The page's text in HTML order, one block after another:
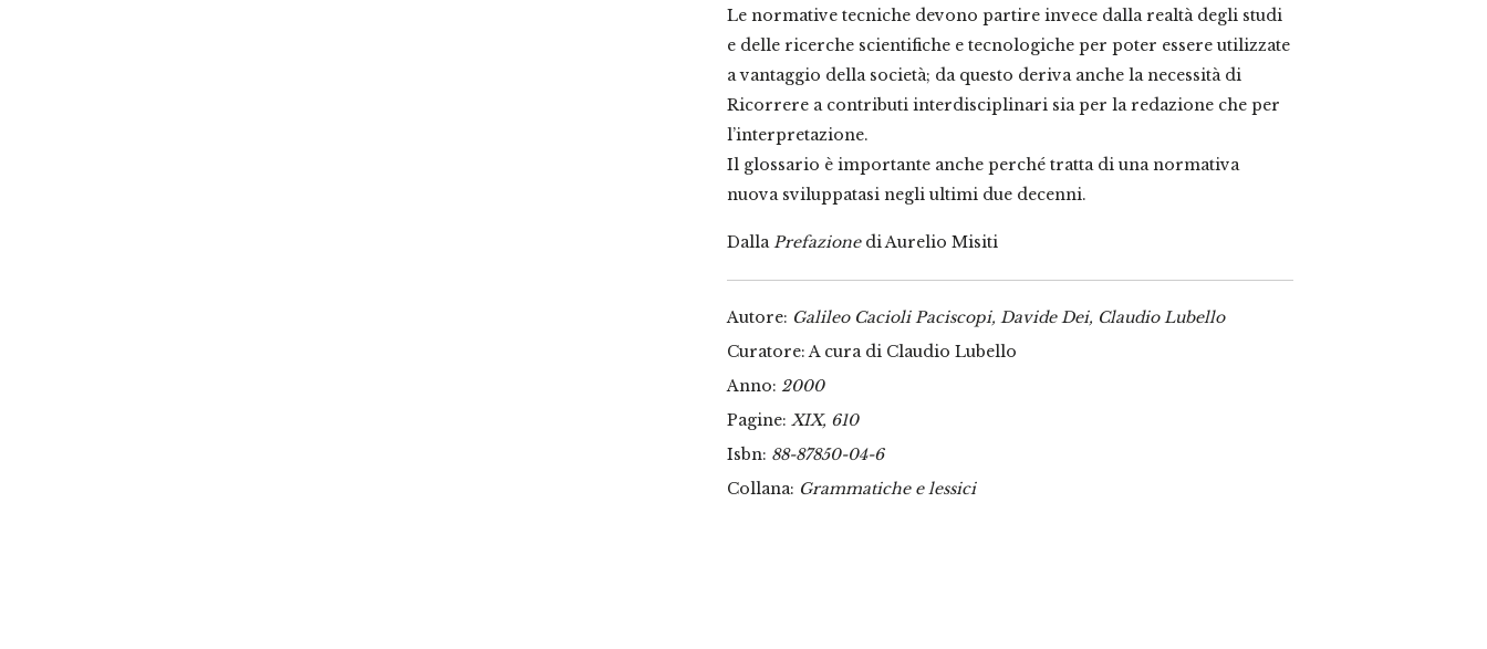
Le normative tecniche devono partire invece dalla realtà degli studi
e delle ricerche scientifiche e tecnologiche per poter essere utilizzate
a vantaggio della società; da questo deriva anche la necessità di
Ricorrere a contributi interdisciplinari sia per la redazione che per
l’interpretazione.
Il glossario è importante anche perché tratta di una normativa
nuova sviluppatasi negli ultimi due decenni.
Dalla Prefazionedi Aurelio Misiti
Autore: Galileo Cacioli Paciscopi, Davide Dei, Claudio Lubello
Curatore: A cura di Claudio Lubello
Anno: 2000
Pagine: XIX, 610
Isbn: 88-87850-04-6
Collana: Grammatiche e lessici